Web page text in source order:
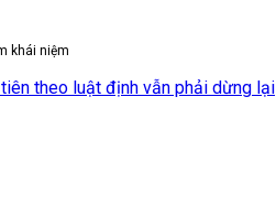
khái niệm
theo luật định vẫn phải dừng lại